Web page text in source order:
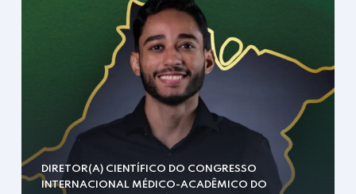
DIRETOR(A) CIENTÍFICO DO CONGRESSO
INTERNACIONAL MÉDICO-ACADÊMICO DO